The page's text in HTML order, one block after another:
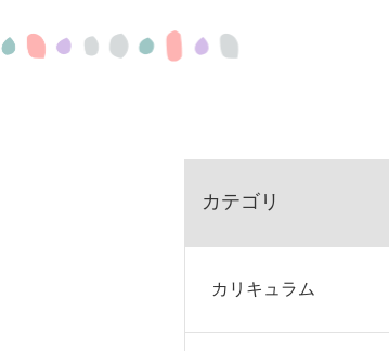
カテゴリ
カリキュラム